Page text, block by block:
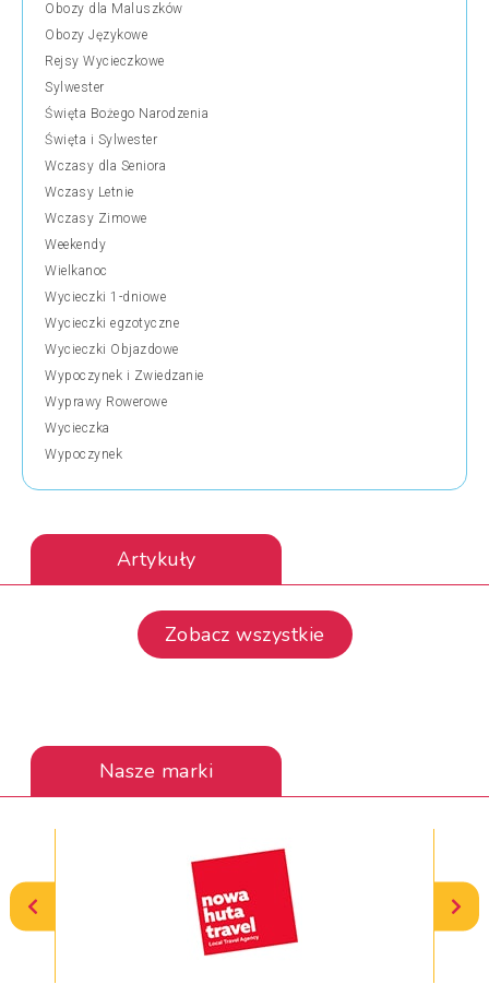
Obozy dla Maluszków
Obozy Językowe
Rejsy Wycieczkowe
Sylwester
Święta Bożego Narodzenia
Święta i Sylwester
Wczasy dla Seniora
Wczasy Letnie
Wczasy Zimowe
Weekendy
Wielkanoc
Wycieczki 1-dniowe
Wycieczki egzotyczne
Wycieczki Objazdowe
Wypoczynek i Zwiedzanie
Wyprawy Rowerowe
Wycieczka
Wypoczynek
Artykuły
Zobacz wszystkie
Nasze marki